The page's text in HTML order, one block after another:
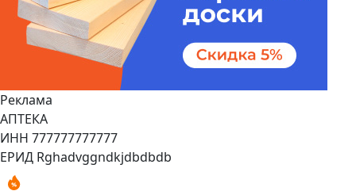
Реклама
АПТЕКА
ИНН 777777777777
ЕРИД Rghadvggndkjdbdbdb